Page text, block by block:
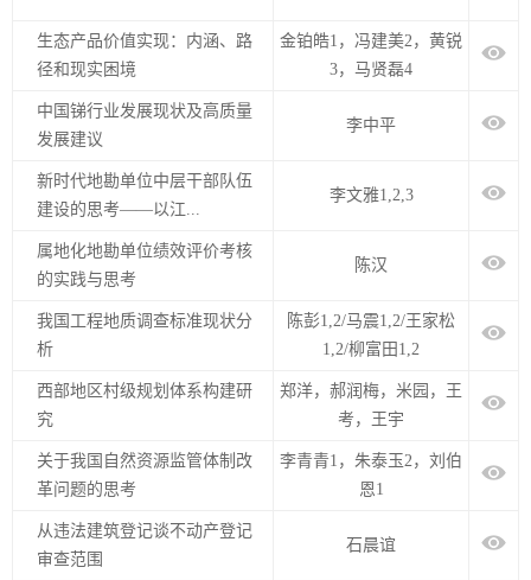
生态产品价值实现：内涵、路
径和现实困境
金铂皓1，冯建美2，黄锐
3，马贤磊4
中国锑行业发展现状及高质量
发展建议
李中平
新时代地勘单位中层干部队伍
建设的思考——以江...
李文雅1,2,3
属地化地勘单位绩效评价考核
的实践与思考
陈汉
我国工程地质调查标准现状分
析
陈彭1,2/马震1,2/王家松
1,2/柳富田1,2
西部地区村级规划体系构建研
究
郑洋，郝润梅，米园，王
考，王宇
关于我国自然资源监管体制改
革问题的思考
李青青1，朱泰玉2，刘伯
恩1
从违法建筑登记谈不动产登记
审查范围
石晨谊